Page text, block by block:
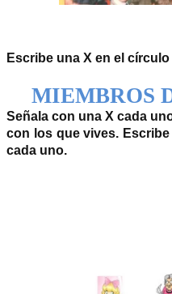
Escribe una X en el
MIEMBROS
Señala con una X cada
con los que vives.
cada uno.